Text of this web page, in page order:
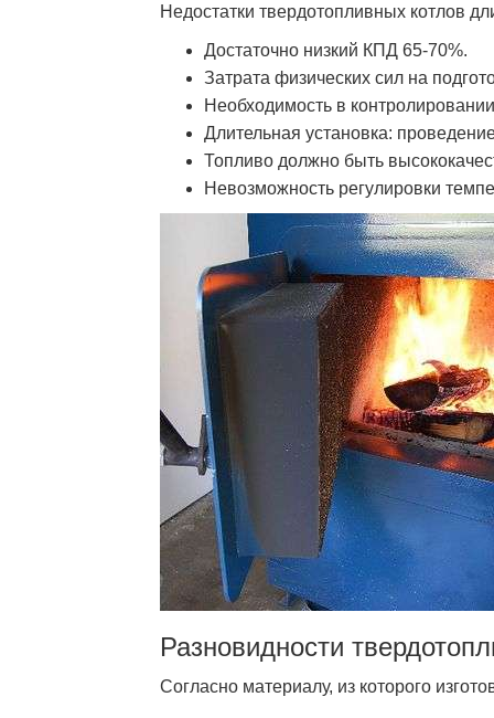
Недостатки твердотопливных котлов
Достаточно низкий КПД 65-70%.
Затрата физических сил на
Необходимость в
Длительная установка:
Топливо должно быть
Невозможность регулировки
Разновидности
Согласно материалу, из которого